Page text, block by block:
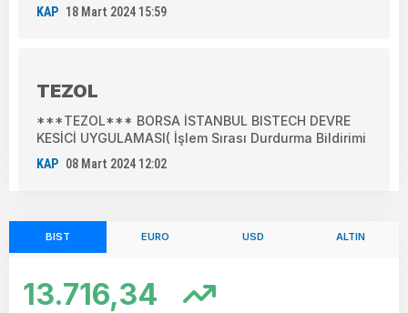
KAP 18 Mart 2024 15:59
TEZOL
***TEZOL*** BORSA İSTANBUL BISTECH DEVRE
KESİCİ UYGULAMASI( İşlem Sırası Durdurma Bildirimi
KAP 08 Mart 2024 12:02
BIST EURO USD ALTIN
13.716,34